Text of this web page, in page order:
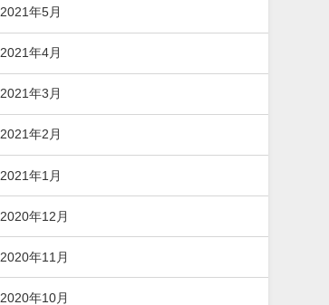
2021年5月
2021年4月
2021年3月
2021年2月
2021年1月
2020年12月
2020年11月
2020年10月